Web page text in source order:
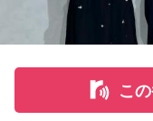
私は仕事上でも、プ
て、また、日常の
ような内容を送って
ることなんて想像も
を向けば良いか、そ
すべきか、悩んでい
こ